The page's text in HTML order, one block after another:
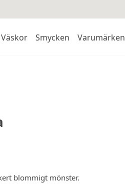
Väskor Smycken Varumärken
blommigt mönster.